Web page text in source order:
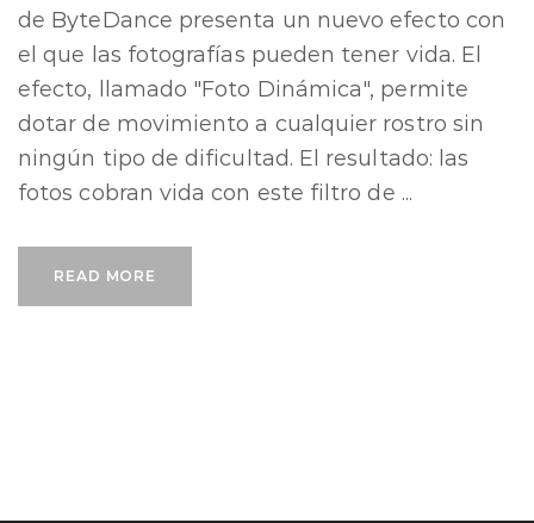
de ByteDance presenta un nuevo efecto con
el que las fotografías pueden tener vida. El
efecto, llamado "Foto Dinámica", permite
dotar de movimiento a cualquier rostro sin
ningún tipo de dificultad. El resultado: las
fotos cobran vida con este filtro de ...
READ MORE